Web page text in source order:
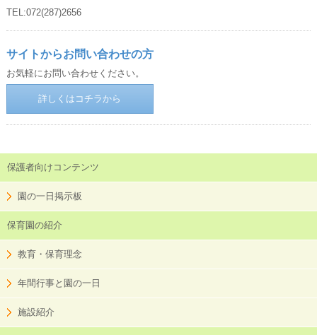
TEL:072(287)2656
サイトからお問い合わせの方
お気軽にお問い合わせください。
詳しくはコチラから
保護者向けコンテンツ
園の一日掲示板
保育園の紹介
教育・保育理念
年間行事と園の一日
施設紹介